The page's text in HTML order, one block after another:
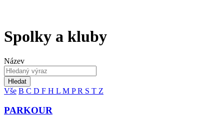
Spolky a kluby
Název
Hledat
Vše B C D F H L M PR S T Z
PARKOUR